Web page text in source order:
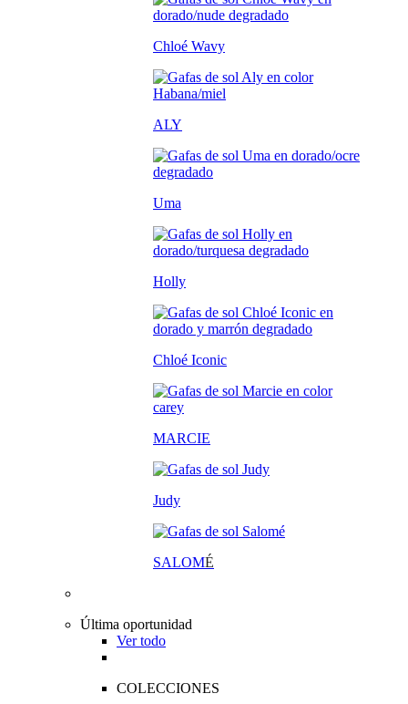
Chloé Wavy
ALY
Uma
Holly
Chloé Iconic
MARCIE
Judy
SALOMÉ
Última oportunidad
Ver todo
COLECCIONES